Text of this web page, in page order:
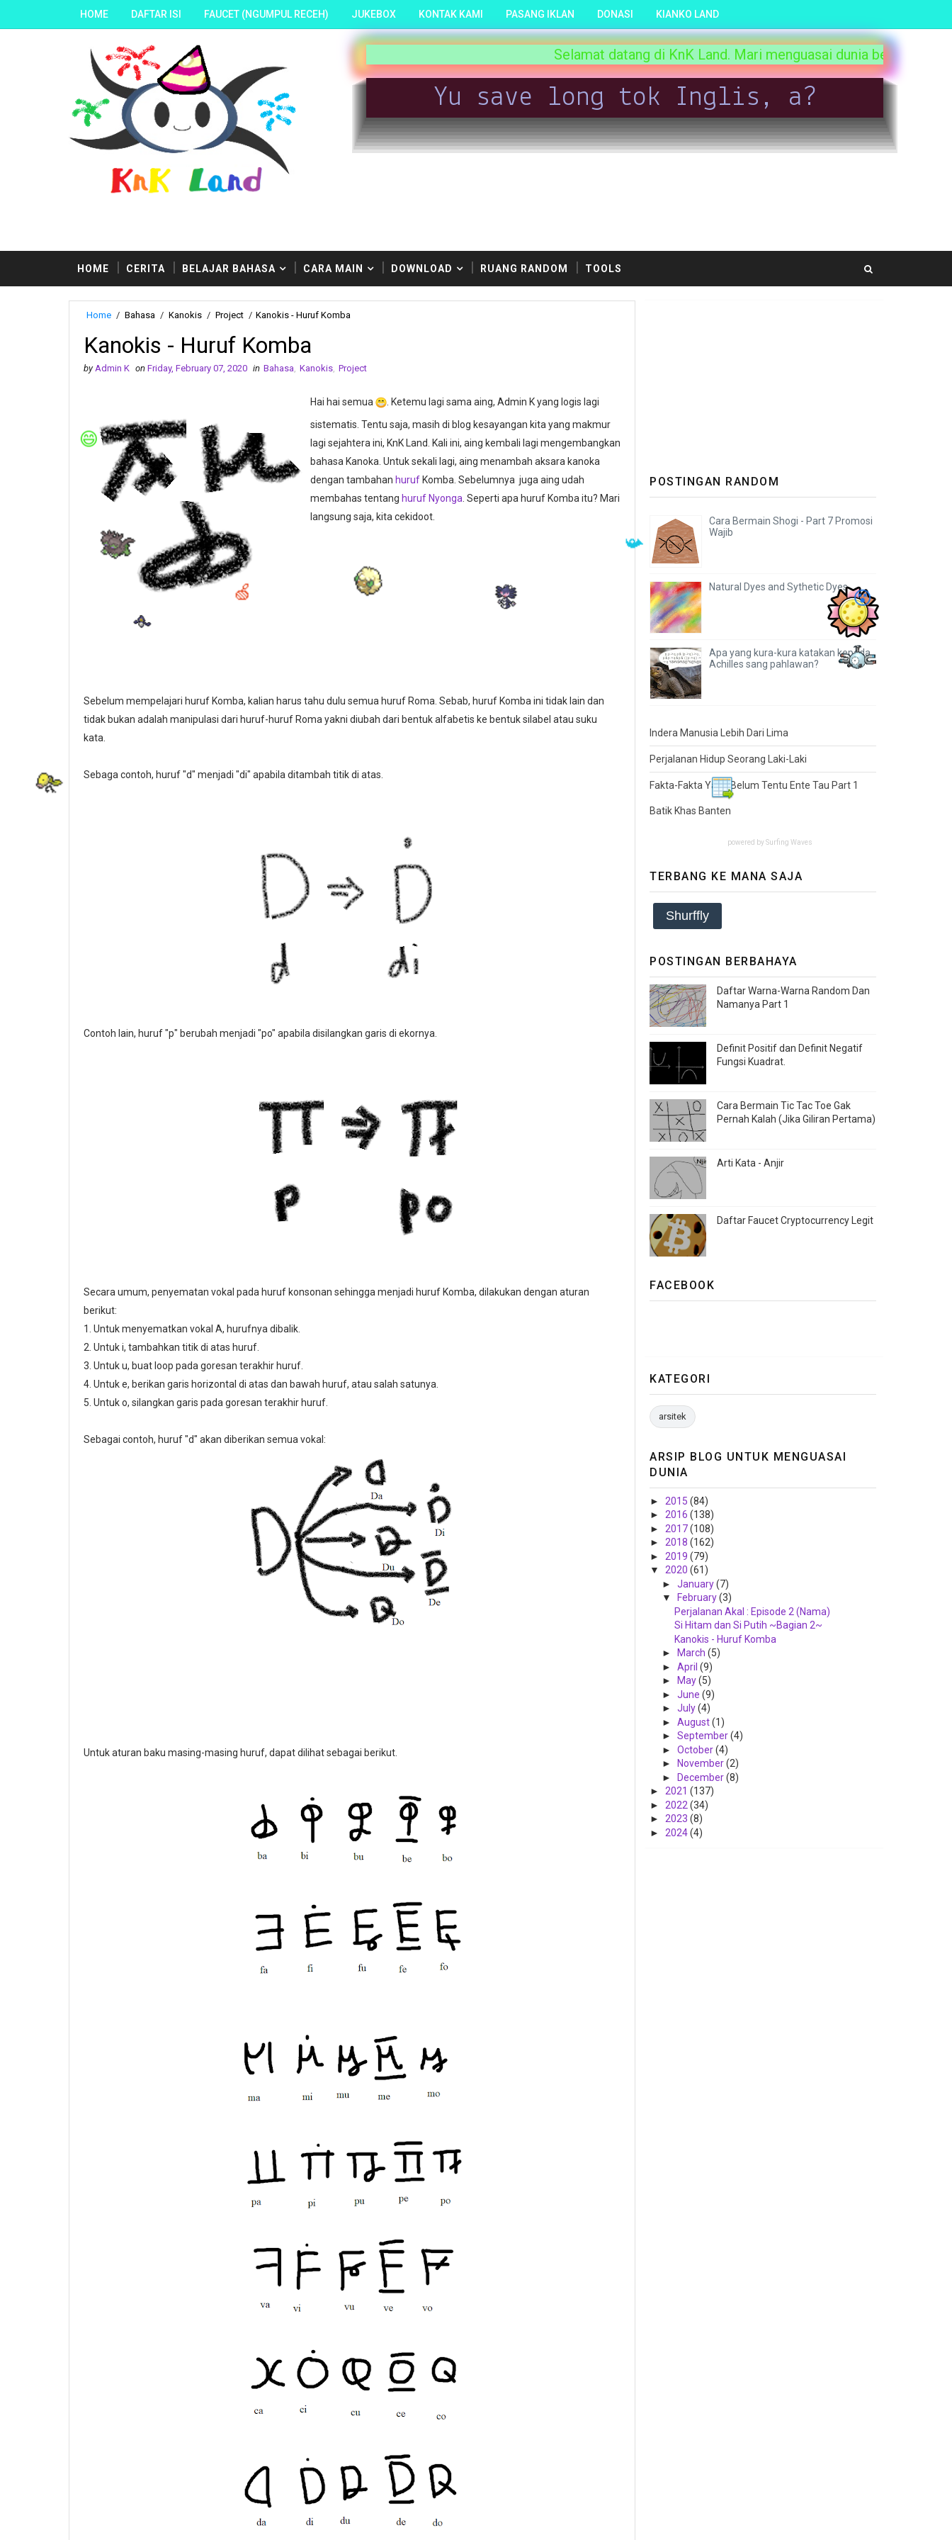
HOME DAFTAR ISI FAUCET (NGUMPUL RECEH) JUKEBOX KONTAK KAMI PASANG IKLAN DONASI KIANKO LAND
Selamat datang di KnK Land. Mari menguasai dunia bersama kami. Disini kalian
Yu save long tok Inglis, a?
HOME CERITA BELAJAR BAHASA CARA MAIN DOWNLOAD RUANG RANDOM TOOLS
Home / Bahasa / Kanokis / Project / Kanokis - Huruf Komba
Kanokis - Huruf Komba
by Admin K on Friday, February 07, 2020 in Bahasa Kanokis Project
Hai hai semua . Ketemu lagi sama aing, Admin K yang logis lagi
sistematis. Tentu saja, masih di blog kesayangan kita yang makmur
lagi sejahtera ini, KnK Land. Kali ini, aing kembali lagi mengembangkan
bahasa Kanoka. Untuk sekali lagi, aing menambah aksara kanoka
dengan tambahan huruf Komba. Sebelumnya juga aing udah
membahas tentang huruf Nyonga . Seperti apa huruf Komba itu? Mari
langsung saja, kita cekidoot.
Sebelum mempelajari huruf Komba, kalian harus tahu dulu semua huruf Roma. Sebab, huruf Komba ini tidak lain dan
tidak bukan adalah manipulasi dari huruf-huruf Roma yakni diubah dari bentuk alfabetis ke bentuk silabel atau suku
kata.
Sebaga contoh, huruf "d" menjadi "di" apabila ditambah titik di atas.
Contoh lain, huruf "p" berubah menjadi "po" apabila disilangkan garis di ekornya.
Secara umum, penyematan vokal pada huruf konsonan sehingga menjadi huruf Komba, dilakukan dengan aturan
berikut:
1. Untuk menyematkan vokal A, hurufnya dibalik.
2. Untuk i, tambahkan titik di atas huruf.
3. Untuk u, buat loop pada goresan terakhir huruf.
4. Untuk e, berikan garis horizontal di atas dan bawah huruf, atau salah satunya.
5. Untuk o, silangkan garis pada goresan terakhir huruf.
Sebagai contoh, huruf "d" akan diberikan semua vokal:
Untuk aturan baku masing-masing huruf, dapat dilihat sebagai berikut.
POSTINGAN RANDOM
Cara Bermain Shogi - Part 7 Promosi
Wajib
Natural Dyes and Sythetic Dyes
Apa yang kura-kura katakan kepada
Achilles sang pahlawan?
Indera Manusia Lebih Dari Lima
Perjalanan Hidup Seorang Laki-Laki
Fakta-Fakta Yang Belum Tentu Ente Tau Part 1
Batik Khas Banten
powered by Surfing Waves
TERBANG KE MANA SAJA
Shurffly
POSTINGAN BERBAHAYA
Daftar Warna-Warna Random Dan
Namanya Part 1
Definit Positif dan Definit Negatif
Fungsi Kuadrat.
Cara Bermain Tic Tac Toe Gak
Pernah Kalah (Jika Giliran Pertama)
Arti Kata - Anjir
Daftar Faucet Cryptocurrency Legit
FACEBOOK
KATEGORI
arsitek
ARSIP BLOG UNTUK MENGUASAI
DUNIA
► 2015 (84)
► 2016 (138)
► 2017(108)
► 2018 (162)
► 2019 (79)
▼ 2020 (61)
► January(7)
▼
February(3)
Perjalanan Akal : Episode 2 (Nama)
Si Hitam dan Si Putih ~Bagian 2~
Kanokis - Huruf Komba
►
March (5)
► April (9)
►
May(5)
► June (9)
► July(4)
► August(1)
► September(4)
► October(4)
►
November(2)
►
December(8)
► 2021 (137)
► 2022 (34)
► 2023 (8)
► 2024(4)
😄
😵